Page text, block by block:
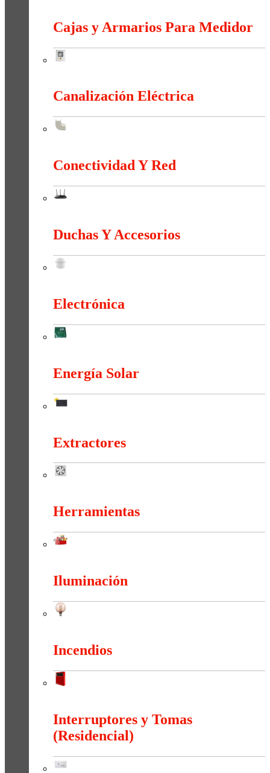
Cajas y Armarios Para Medidor
Canalización Eléctrica
Conectividad Y Red
Duchas Y Accesorios
Electrónica
Energía Solar
Extractores
Herramientas
Iluminación
Incendios
Interruptores y Tomas
(Residencial)